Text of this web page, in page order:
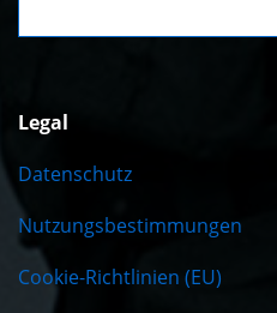
Legal
Datenschutz
Nutzungsbestimmungen
Cookie-Richtlinien (EU)